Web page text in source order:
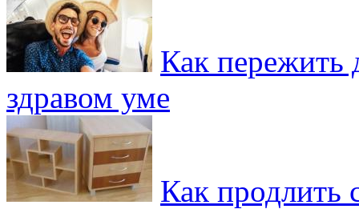
Как пережить
здравом уме
Как